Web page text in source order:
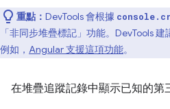
重點： DevTools 會根據
「非同步堆疊標記」功能。DevTools 建
例如， Angular 支援這項功能。
在堆疊追蹤記錄中顯示已知的第